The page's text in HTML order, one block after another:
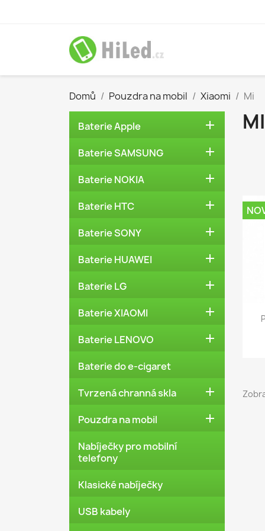
Domů Pouzdra na mobil Xiaomi Mi
Baterie Apple 
Baterie SAMSUNG 
Baterie NOKIA 
Baterie HTC 
Baterie SONY 
Baterie HUAWEI 
Baterie LG 
Baterie XIAOMI 
Baterie LENOVO 
Baterie do e-cigaret
Tvrzená chranná skla 
Pouzdra na mobil 
Nabíječky pro mobilní
telefony
Klasické nabíječky
USB kabely
MI